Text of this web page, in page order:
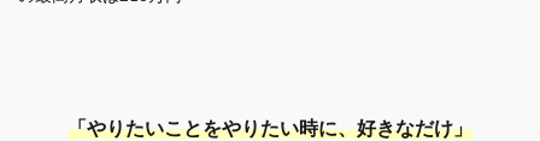
「やりたいことをやりたい時に、好きなだけ」